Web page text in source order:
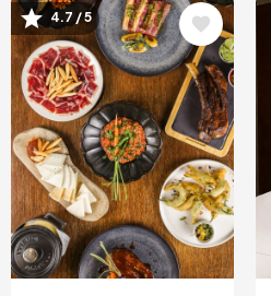
Imagem
4.7 / 5